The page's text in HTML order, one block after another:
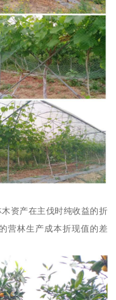
资产在主伐时纯收益的折
营林生产成本折现值的差